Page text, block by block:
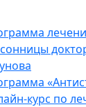
курс по